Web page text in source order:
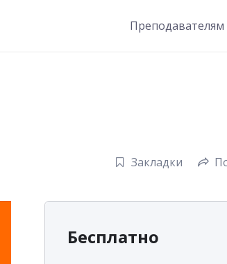
Преподавателям
Закладки
Бесплатно